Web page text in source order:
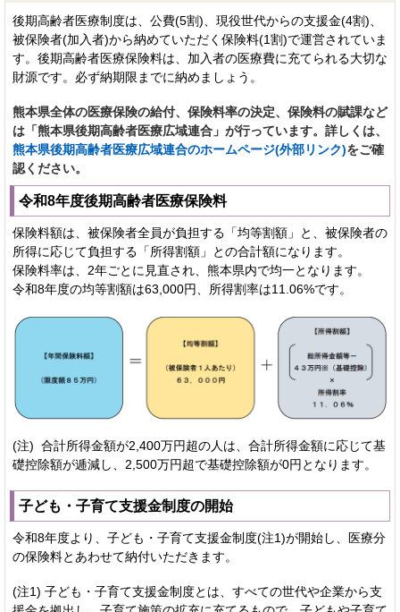
後期高齢者医療制度は、公費(5割)、現役世代からの支援金(4割)、
被保険者(加入者)から納めていただく保険料(1割)で運営されていま
す。後期高齢者医療保険料は、加入者の医療費に充てられる大切な
財源です。必ず納期限までに納めましょう。
熊本県全体の医療保険の給付、保険料率の決定、保険料の賦課など
は「熊本県後期高齢者医療広域連合」が行っています。詳しくは、
熊本県後期高齢者医療広域連合のホームページ(外部リンク)をご確
認ください。
令和8年度後期高齢者医療保険料
保険料額は、被保険者全員が負担する「均等割額」と、被保険者の
所得に応じて負担する「所得割額」との合計額になります。
保険料率は、2年ごとに見直され、熊本県内で均一となります。
令和8年度の均等割額は63,000円、所得割率は11.06%です。
(注) 合計所得金額が2,400万円超の人は、合計所得金額に応じて基
礎控除額が逓減し、2,500万円超で基礎控除額が0円となります。
子ども・子育て支援金制度の開始
令和8年度より、子ども・子育て支援金制度(注1)が開始し、医療分
の保険料とあわせて納付いただきます。
(注1) 子ども・子育て支援金制度とは、すべての世代や企業から支